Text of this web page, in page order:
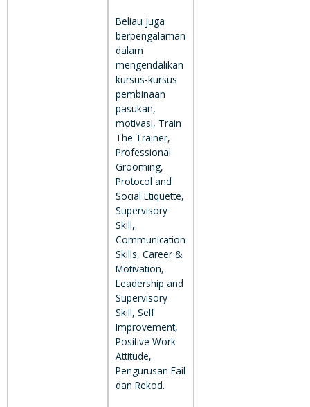
Beliau juga
berpengalaman
dalam
mengendalikan
kursus-kursus
pembinaan
pasukan,
motivasi, Train
The Trainer,
Professional
Grooming,
Protocol and
Social Etiquette,
Supervisory
Skill,
Communication
Skills, Career &
Motivation,
Leadership and
Supervisory
Skill, Self
Improvement,
Positive Work
Attitude,
Pengurusan Fail
dan Rekod.